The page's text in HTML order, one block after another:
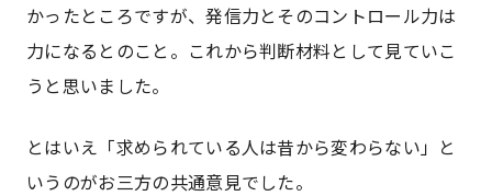
かったところですが、発信力とそのコントロール力は
力になるとのこと。これから判断材料として見ていこ
うと思いました。
とはいえ「求められている人は昔から変わらない」と
いうのがお三方の共通意見でした。